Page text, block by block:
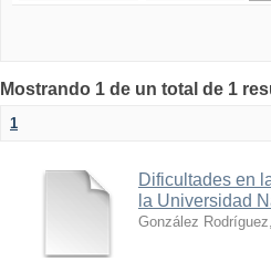
Mostrando 1 de un total de 1
1
Dificultades en
la Universidad
González